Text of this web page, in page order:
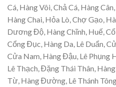
Cá, Hàng Vôi, Chả Cá, Hàng
Hàng Chai, Hỏa Lò, Chợ Gạo,
Dương Độ, Hàng Chĩnh, Huế, Cổ
Cổng Đục, Hàng Da, Lê Duẩn,
Cửa Nam, Hàng Đậu, Lê Phụng
Lê Thạch, Đặng Thái Thân,
Từ, Hàng Đường, Lê Thánh